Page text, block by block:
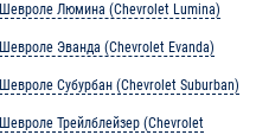
Шевроле Люмина (Chevrolet Lumina)
Шевроле Эванда (Chevrolet Evanda)
Шевроле Субурбан (Chevrolet Suburban)
Шевроле Трейлблейзер (Chevrolet